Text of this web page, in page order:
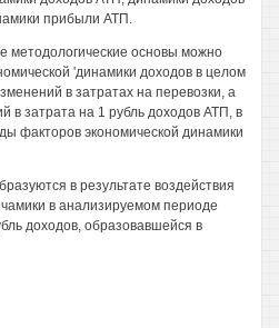
прибыли АТП.
методологические основы можно
'динамики доходов в целом
в затратах на перевозки, а
в затрата на 1 рубль доходов АТП, в
факторов экономической динамики
в результате воздействия
в анализируемом периоде
доходов, образовавшейся в